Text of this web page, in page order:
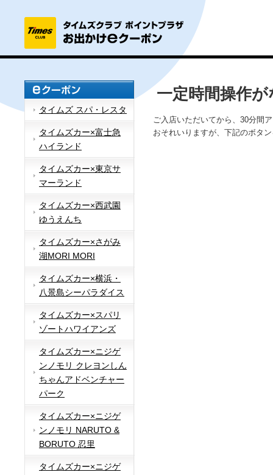
タイムズ スパ・レスタ
タイムズカー×富士急
ハイランド
タイムズカー×東京サ
マーランド
タイムズカー×西武園
ゆうえんち
タイムズカー×さがみ
湖MORI MORI
タイムズカー×横浜・
八景島シーパラダイス
タイムズカー×スパリ
ゾートハワイアンズ
タイムズカー×ニジゲ
ンノモリ クレヨンしん
ちゃんアドベンチャー
パーク
タイムズカー×ニジゲ
ンノモリ NARUTO &
BORUTO 忍里
タイムズカー×ニジゲ
一定時間操作
ご入店いただいてから、30分間
おそれいりますが、下記のボタ